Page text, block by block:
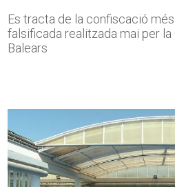
Es tracta de la confiscació
falsificada realitzada mai per la
Balears